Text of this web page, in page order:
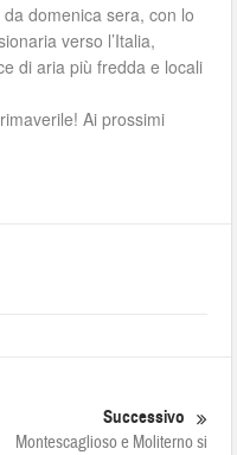
domenica sera, con lo
verso l’Italia,
di aria più fredda e locali
Ai prossimi
Successivo
Montescaglioso e Moliterno si